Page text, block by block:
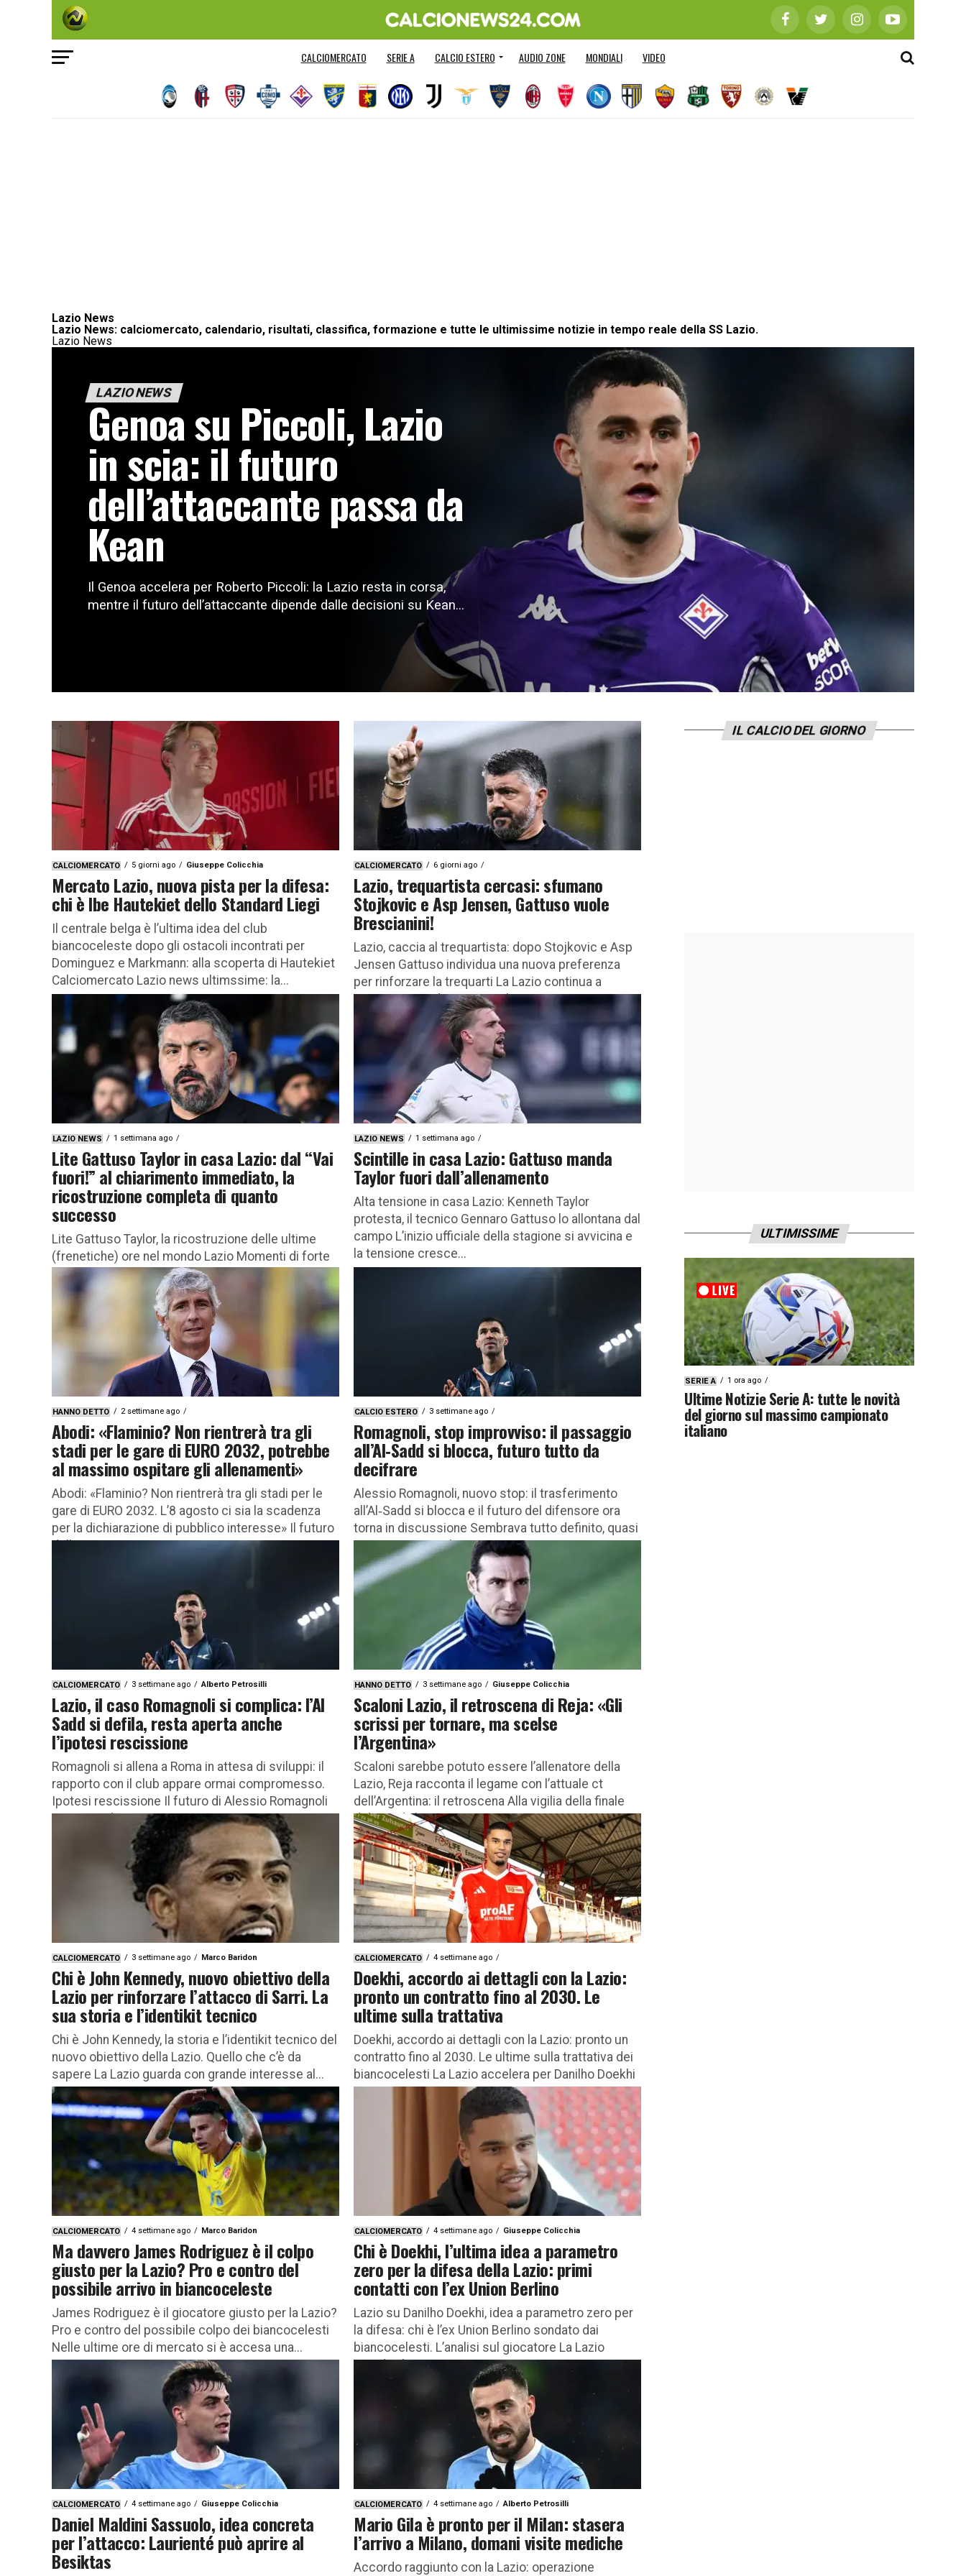
CALCIOMERCATO SERIE A CALCIO ESTERO AUDIO ZONE MONDIALI VIDEO
Lazio News
Lazio News: calciomercato, calendario, risultati, classifica, formazione e tutte le ultimissime notizie in tempo reale della SS Lazio.
Lazio News
LAZIO NEWS
Genoa su Piccoli, Lazio
in scia: il futuro
dell’attaccante passa da
Kean
Il Genoa accelera per Roberto Piccoli: la Lazio resta in corsa,
mentre il futuro dell’attaccante dipende dalle decisioni su Kean...
CALCIOMERCATO 5 giorni ago Giuseppe Colicchia
Mercato Lazio, nuova pista per la difesa:
chi è Ibe Hautekiet dello Standard Liegi
Il centrale belga è l’ultima idea del club
biancoceleste dopo gli ostacoli incontrati per
Dominguez e Markmann: alla scoperta di Hautekiet
Calciomercato Lazio news ultimssime: la...
CALCIOMERCATO 6 giorni ago
Lazio, trequartista cercasi: sfumano
Stojkovic e Asp Jensen, Gattuso vuole
Brescianini!
Lazio, caccia al trequartista: dopo Stojkovic e Asp
Jensen Gattuso individua una nuova preferenza
per rinforzare la trequarti La Lazio continua a
muoversi con decisione sul...
LAZIO NEWS 1 settimana ago
Lite Gattuso Taylor in casa Lazio: dal “Vai
fuori!” al chiarimento immediato, la
ricostruzione completa di quanto
successo
Lite Gattuso Taylor, la ricostruzione delle ultime
(frenetiche) ore nel mondo Lazio Momenti di forte
tensione hanno caratterizzato l’ultimo allenamento
della Lazio nel centro sportivo di...
LAZIO NEWS 1 settimana ago
Scintille in casa Lazio: Gattuso manda
Taylor fuori dall’allenamento
Alta tensione in casa Lazio: Kenneth Taylor
protesta, il tecnico Gennaro Gattuso lo allontana dal
campo L’inizio ufficiale della stagione si avvicina e
la tensione cresce...
HANNO DETTO 2 settimane ago
Abodi: «Flaminio? Non rientrerà tra gli
stadi per le gare di EURO 2032, potrebbe
al massimo ospitare gli allenamenti»
Abodi: «Flaminio? Non rientrerà tra gli stadi per le
gare di EURO 2032. L’8 agosto ci sia la scadenza
per la dichiarazione di pubblico interesse» Il futuro
dello...
CALCIO ESTERO 3 settimane ago
Romagnoli, stop improvviso: il passaggio
all’Al‑Sadd si blocca, futuro tutto da
decifrare
Alessio Romagnoli, nuovo stop: il trasferimento
all’Al‑Sadd si blocca e il futuro del difensore ora
torna in discussione Sembrava tutto definito, quasi
scritto. E invece il...
CALCIOMERCATO 3 settimane ago Alberto Petrosilli
Lazio, il caso Romagnoli si complica: l’Al
Sadd si defila, resta aperta anche
l’ipotesi rescissione
Romagnoli si allena a Roma in attesa di sviluppi: il
rapporto con il club appare ormai compromesso.
Ipotesi rescissione Il futuro di Alessio Romagnoli
resta avvolto...
HANNO DETTO 3 settimane ago Giuseppe Colicchia
Scaloni Lazio, il retroscena di Reja: «Gli
scrissi per tornare, ma scelse
l’Argentina»
Scaloni sarebbe potuto essere l’allenatore della
Lazio, Reja racconta il legame con l’attuale ct
dell’Argentina: il retroscena Alla vigilia della finale
del Mondiale tra Spagna e...
CALCIOMERCATO 3 settimane ago Marco Baridon
Chi è John Kennedy, nuovo obiettivo della
Lazio per rinforzare l’attacco di Sarri. La
sua storia e l’identikit tecnico
Chi è John Kennedy, la storia e l’identikit tecnico del
nuovo obiettivo della Lazio. Quello che c’è da
sapere La Lazio guarda con grande interesse al...
CALCIOMERCATO 4 settimane ago
Doekhi, accordo ai dettagli con la Lazio:
pronto un contratto fino al 2030. Le
ultime sulla trattativa
Doekhi, accordo ai dettagli con la Lazio: pronto un
contratto fino al 2030. Le ultime sulla trattativa dei
biancocelesti La Lazio accelera per Danilho Doekhi
e...
CALCIOMERCATO 4 settimane ago Marco Baridon
Ma davvero James Rodriguez è il colpo
giusto per la Lazio? Pro e contro del
possibile arrivo in biancoceleste
James Rodriguez è il giocatore giusto per la Lazio?
Pro e contro del possibile colpo dei biancocelesti
Nelle ultime ore di mercato si è accesa una...
CALCIOMERCATO 4 settimane ago Giuseppe Colicchia
Chi è Doekhi, l’ultima idea a parametro
zero per la difesa della Lazio: primi
contatti con l’ex Union Berlino
Lazio su Danilho Doekhi, idea a parametro zero per
la difesa: chi è l’ex Union Berlino sondato dai
biancocelesti. L’analisi sul giocatore La Lazio
guarda al...
CALCIOMERCATO 4 settimane ago Giuseppe Colicchia
Daniel Maldini Sassuolo, idea concreta
per l’attacco: Laurienté può aprire al
Besiktas
CALCIOMERCATO 4 settimane ago Alberto Petrosilli
Mario Gila è pronto per il Milan: stasera
l’arrivo a Milano, domani visite mediche
Accordo raggiunto con la Lazio: operazione
IL CALCIO DEL GIORNO
ULTIMISSIME
SERIE A 1 ora ago
Ultime Notizie Serie A: tutte le novità
del giorno sul massimo campionato
italiano